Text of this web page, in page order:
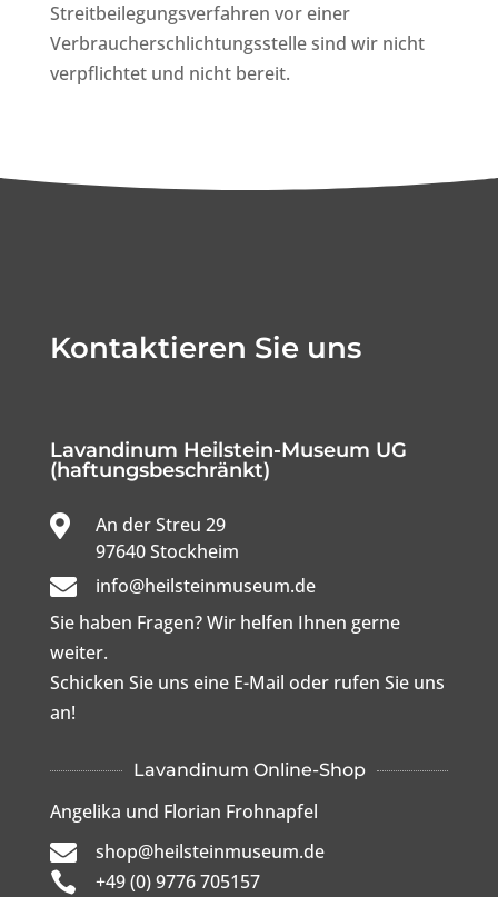
Streitbeilegungsverfahren vor einer
Verbraucherschlichtungsstelle sind wir nicht
verpflichtet und nicht bereit.
Kontaktieren Sie uns
Lavandinum Heilstein-Museum UG
(haftungsbeschränkt)
 An der Streu 29
97640 Stockheim

info@heilsteinmuseum.de
Sie haben Fragen? Wir helfen Ihnen gerne
weiter.
Schicken Sie uns eine E-Mail oder rufen Sie uns
an!
Lavandinum Online-Shop
Angelika und Florian Frohnapfel
 shop@heilsteinmuseum.de
 +49 (0) 9776 705157